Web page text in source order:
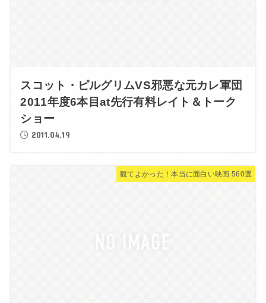
スコット・ピルグリムVS邪悪な元カレ軍団
2011年度6本目at先行有料レイト＆トーク
ショー
2011.04.19
観てよかった！本当に面白い映画 560選